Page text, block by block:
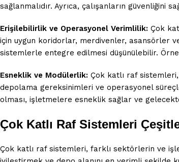
sağlanmalıdır. Ayrıca, çalışanların
Erişilebilirlik ve Operasyonel Verimlilik: Çok
için uygun koridorlar, merdivenler, asansörler
sistemlerle entegre edilmesi düşünülebilir.
Esneklik ve Modülerlik: Çok katlı raf
depolama gereksinimleri ve operasyonel
olması, işletmelere esneklik sağlar ve
Çok Katlı Raf Sistemleri
Çok katlı raf sistemleri, farklı sektörlerin ve